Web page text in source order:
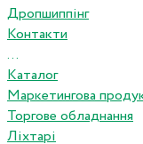
Дропшиппінг
Контакти
...
Каталог
Маркетингова
Торгове обладнання
Ліхтарі